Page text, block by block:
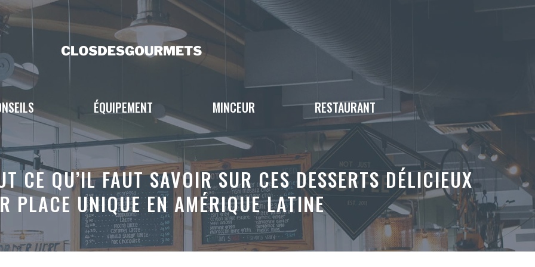
ÉQUIPEMENT MINCEUR RESTAURANT
CE QU’IL FAUT SAVOIR SUR CES DESSERTS DÉLICIEUX
PLACE UNIQUE EN AMÉRIQUE LATINE